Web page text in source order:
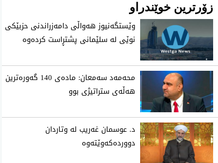
زۆرترین خوێندراو
وێستگەنیوز هەواڵی دامەزراندنی حزبێکی
نوێی لە سلێمانی پشتڕاست کردەوە
محه‌مه‌د سه‌معان: ماده‌ی 140 گه‌وره‌ترین
هه‌ڵه‌ی ستراتیژی‌ بوو
د. عوسمان غەریب لە وتاردان
دووردەکەوێتەوە